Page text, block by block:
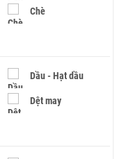
Chè
Dầu - Hạt dầu
Dệt may